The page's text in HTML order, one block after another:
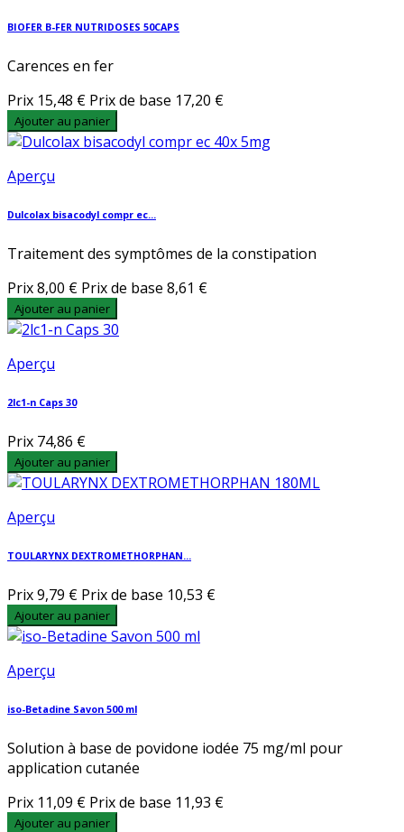
BIOFER B-FER NUTRIDOSES 50CAPS
Carences en fer
Prix 15,48 € Prix de base 17,20 €
Ajouter au panier
Aperçu
Dulcolax bisacodyl compr ec...
Traitement des symptômes de la constipation
Prix8,00 € Prix de base 8,61 €
Ajouter au panier
Aperçu
2lc1-n Caps 30
Prix 74,86 €
Ajouter au panier
Aperçu
TOULARYNX DEXTROMETHORPHAN...
Prix9,79 € Prix de base 10,53 €
Ajouter au panier
Aperçu
iso-Betadine Savon 500 ml
Solution à base de povidone iodée 75 mg/ml pour
application cutanée
Prix 11,09 € Prix de base 11,93 €
Ajouter au panier